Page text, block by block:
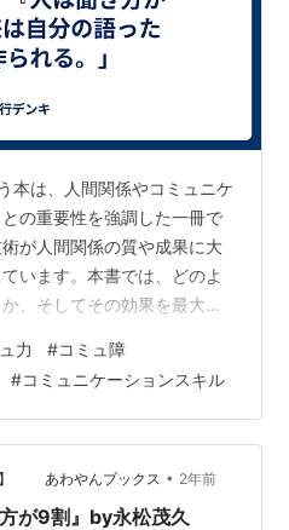
本は、人間関係やコミュニケ
の重要性を強調した一冊で
が人間関係の質や成果に大
います。本書では、どのよ
、そしてその効果を最大限
すべき点は、単なる「聞
として捉えるのではなく、
ーションにどれほど深く関
です。多くの人がコミュニ
や伝えることに焦点を当て
の重要性を再認識させて…
力 #コミュ障
#コミュニケーションスキル
】 あわやんブックス • 2年前
が9割』by永松茂久